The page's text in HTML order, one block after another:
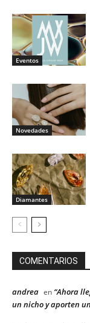
Eventos
Novedades
Diamantes
COMENTARIOS
andrea en “Ahora
un nicho y aporten